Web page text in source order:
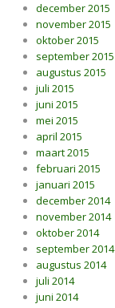
december 2015
november 2015
oktober 2015
september 2015
augustus 2015
juli 2015
juni 2015
mei 2015
april 2015
maart 2015
februari 2015
januari 2015
december 2014
november 2014
oktober 2014
september 2014
augustus 2014
juli 2014
juni 2014